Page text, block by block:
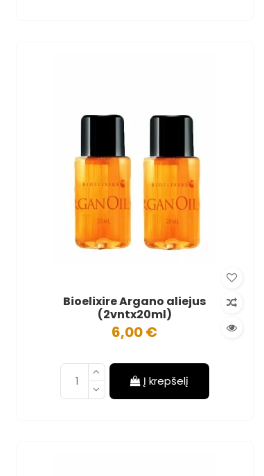
Bioelixire Argano aliejus
(2vntx20ml)
6,00 €
Į krepšelį